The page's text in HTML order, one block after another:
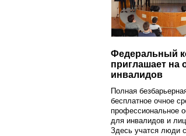
Федеральный
приглашает на
инвалидов
Полная
бесплатное очное
профессиональное
для инвалидов и
Здесь учатся люди